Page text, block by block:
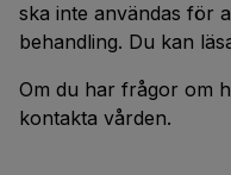
ska inte användas för
behandling. Du kan
Om du har frågor om
kontakta vården.